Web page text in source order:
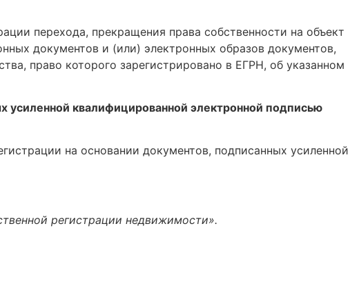
перехода, прекращения права собственности на объект
документов и (или) электронных образов документов,
право которого зарегистрировано в ЕГРН, об указанном
усиленной квалифицированной электронной подписью
на основании документов, подписанных усиленной
регистрации недвижимости».